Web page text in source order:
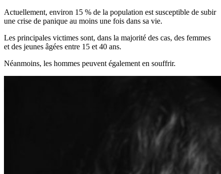
Actuellement, environ 15 % de la population est susceptible de subir
une crise de panique au moins une fois dans sa vie.
Les principales victimes sont, dans la majorité des cas, des femmes
et des jeunes âgées entre 15 et 40 ans.
Néanmoins, les hommes peuvent également en souffrir.